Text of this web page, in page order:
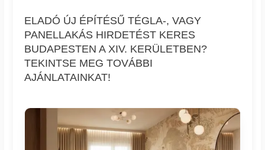
ELADÓ ÚJ ÉPÍTÉSŰ TÉGLA-, VAGY
PANELLAKÁS HIRDETÉST KERES
BUDAPESTEN A XIV. KERÜLETBEN?
TEKINTSE MEG TOVÁBBI
AJÁNLATAINKAT!